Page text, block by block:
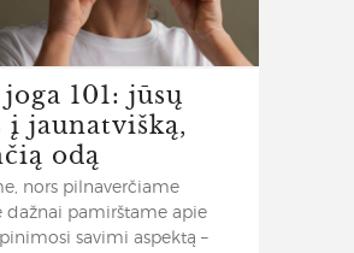
101: jūsų
į jaunatvišką,
odą
nors pilnaverčiame
dažnai pamirštame apie
savimi aspektą –